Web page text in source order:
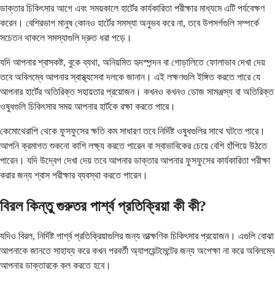
ডাক্তার চিকিৎসার আগে এবং সময়কালে হার্টের কার্যকারিতা পরীক্ষার মাধ্যমে এটি পর্যবেক্ষণ
করেন। বেশিরভাগ মানুষ কোনও হার্টের সমস্যা অনুভব করে না, তবে উপসর্গগুলি সম্পর্কে
সচেতন থাকলে সমস্যাগুলি দ্রুত ধরা পড়ে।
যদি আপনার শ্বাসকষ্ট, বুকে ব্যথা, অনিয়মিত হৃদস্পন্দন বা গোড়ালিতে ফোলাভাব দেখা দেয়
তবে অবিলম্বে আপনার স্বাস্থ্যসেবা দলকে জানান। এই লক্ষণগুলি ইঙ্গিত করতে পারে যে
আপনার হার্টের অতিরিক্ত সহায়তার প্রয়োজন। কখনও কখনও ডোজ সামঞ্জস্য বা অতিরিক্ত
ওষুধগুলি চিকিৎসার সময় আপনার হার্টকে রক্ষা করতে পারে।
কেমোথেরাপি থেকে ফুসফুসের ক্ষতি কম সাধারণ তবে নির্দিষ্ট ওষুধগুলির সাথে ঘটতে পারে।
আপনি ক্রমাগত শুকনো কাশি লক্ষ্য করতে পারেন বা স্বাভাবিকের চেয়ে বেশি হাঁপিয়ে উঠতে
পারেন। যদি উদ্বেগ দেখা দেয় তবে আপনার ডাক্তার আপনার ফুসফুসের কার্যকারিতা পরীক্ষা
করার জন্য শ্বাস পরীক্ষার ব্যবস্থা করতে পারেন।
বিরল কিন্তু গুরুতর পার্শ্ব প্রতিক্রিয়া কী কী?
যদিও বিরল, নির্দিষ্ট পার্শ্ব প্রতিক্রিয়াগুলির জন্য তাত্ক্ষণিক চিকিৎসার প্রয়োজন। এগুলি বোঝা
আপনাকে জানতে সাহায্য করে কখন পরবর্তী অ্যাপয়েন্টমেন্টের জন্য অপেক্ষা না করে অবিলম্বে
আপনার ডাক্তারকে কল করতে হবে।